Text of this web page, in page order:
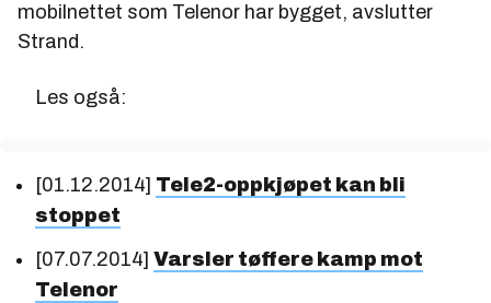
mobilnettet som Telenor har bygget, avslutter
Strand.
Les også:
[01.12.2014] Tele2-oppkjøpet kan bli
stoppet
[07.07.2014] Varsler tøffere kamp mot
Telenor